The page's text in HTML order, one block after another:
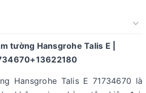
tường Hansgrohe Talis E |
Hansgrohe Talis E 71734670 là